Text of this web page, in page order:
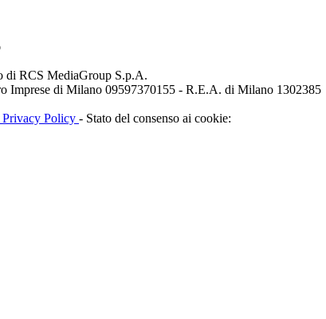
di RCS MediaGroup S.p.A.
Imprese di Milano 09597370155 - R.E.A. di Milano 1302385
Policy - Stato del consenso ai cookie: